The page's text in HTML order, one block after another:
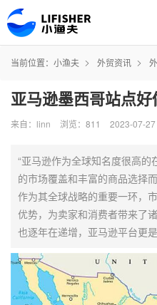
当前位置： 小渔夫 外贸资讯
亚马逊墨西哥站点好
来自：linn 浏览：811 2023-07-
“亚马逊作为全球知名度很高
的市场覆盖和丰富的商品选择
作为其全球战略的重要一环，
优势，为卖家和消费者带来了
也逐年在递增，亚马逊平台更